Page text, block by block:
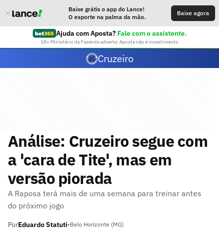
Baixe grátis o app do Lance!
O esporte na palma da mão.
Baixe agora
Ajuda com Aposta? Fale com o assistente.
18+ Ministério da Fazenda adverte: Aposta não é investimento
Cruzeiro
Análise: Cruzeiro segue com
a 'cara de Tite', mas em
versão piorada
A Raposa terá mais de uma semana para treinar antes
do próximo jogo
PorEduardo Statuti•Belo Horizonte (MG)